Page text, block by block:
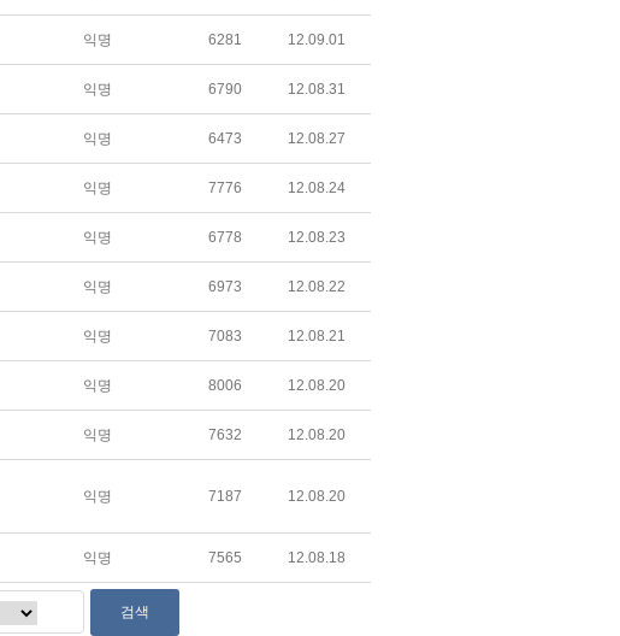
익명 6281 12.09.01
익명 6790 12.08.31
익명 6473 12.08.27
익명 7776 12.08.24
익명 6778 12.08.23
익명 6973 12.08.22
익명 7083 12.08.21
익명 8006 12.08.20
익명 7632 12.08.20
익명 7187 12.08.20
익명 7565 12.08.18